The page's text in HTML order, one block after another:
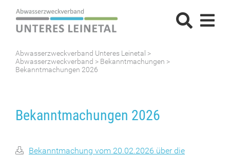
Abwasserzweckverband Unteres Leinetal >
Abwasserzweckverband > Bekanntmachungen >
Bekanntmachungen 2026
Bekanntmachungen 2026
Bekanntmachung vom 20.02.2026 über die